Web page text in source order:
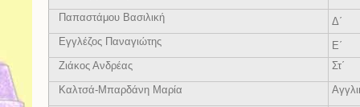
Παπαστάμου Βασιλική
Δ΄
Εγγλέζος Παναγιώτης
Ε΄
Ζιάκος Ανδρέας
Στ΄
Καλτσά-Μπαρδάνη Μαρία